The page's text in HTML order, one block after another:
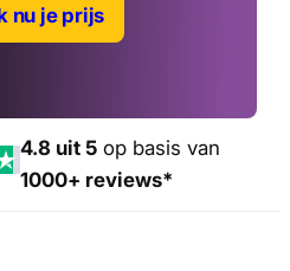
nu je prijs
4.8 uit 5 op basis van
1000+ reviews*